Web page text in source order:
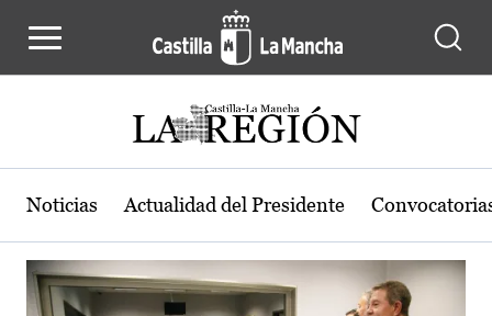
Actualidad de la región de Castilla-
Noticias Actualidad del Presidente